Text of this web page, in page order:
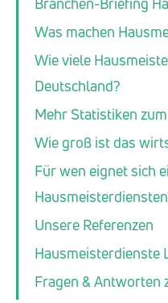
Was machen
Wie viele
Deutschland?
Mehr Statistiken
Wie groß ist das
Für wen eignet sich
Unsere Referenzen
Hausmeisterdienste
Fragen & Antworten